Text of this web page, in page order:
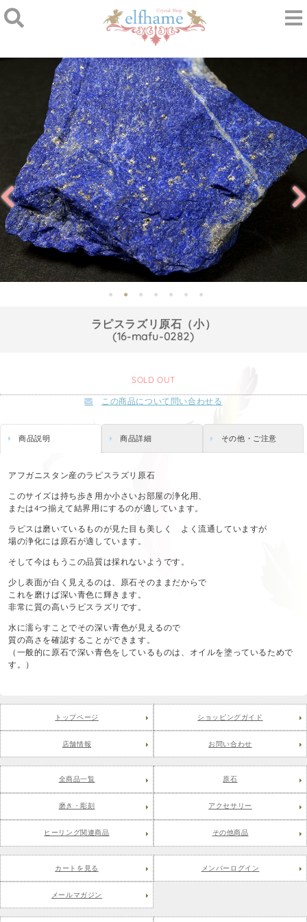
ラピスラズリ原石（小）
(16-mafu-0282)
SOLD OUT
この商品について問い合わせる
商品説明 商品詳細 その他・ご注意
アフガニスタン産のラピスラズリ原石
このサイズは持ち歩き用か小さいお部屋の浄化用、
または4つ揃えて結界用にするのが適しています。
ラピスは磨いているものが見た目も美しく よく流通していますが
場の浄化には原石が適しています。
そして今はもうこの品質は採れないようです。
少し表面が白く見えるのは、原石そのままだからで
これを磨けば深い青色に輝きます。
非常に質の高いラピスラズリです。
水に濡らすことでその深い青色が見えるので
質の高さを確認することができます。
（一般的に原石で深い青色をしているものは、オイルを塗っているためで
す。）
トップページ ショッピングガイド
店舗情報 お問い合わせ
全商品一覧 原石
磨き・彫刻 アクセサリー
ヒーリング関連商品 その他商品
カートを見る メンバーログイン
メールマガジン